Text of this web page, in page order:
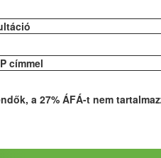
címmel
a 27% ÁFÁ-t nem